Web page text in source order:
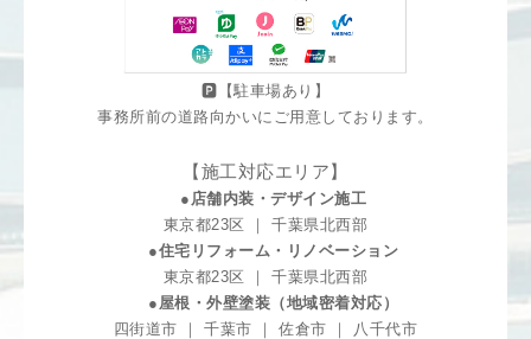
🅿️【駐車場あり】
事務所前の道路向かいにご用意しております。
【施工対応エリア】
●店舗内装・デザイン施工
東京都23区 ｜ 千葉県北西部
●住宅リフォーム・リノベーション
東京都23区 ｜ 千葉県北西部
●屋根・外壁塗装（地域密着対応）
四街道市 ｜ 千葉市 ｜ 佐倉市 ｜ 八千代市